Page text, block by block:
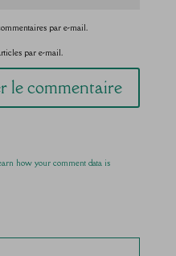
par e-mail.
par e-mail.
how your comment data is